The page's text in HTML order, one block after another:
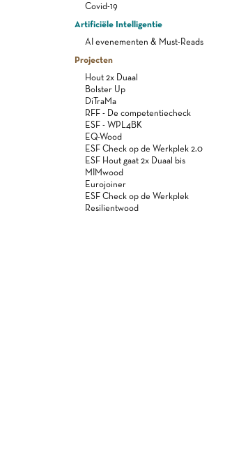
Covid-19
Artificiële Intelligentie
AI evenementen & Must-Reads
Projecten
Hout 2x Duaal
Bolster Up
DiTraMa
RFF - De competentiecheck
ESF - WPL4BK
EQ-Wood
ESF Check op de Werkplek 2.0
ESF Hout gaat 2x Duaal bis
MIMwood
Eurojoiner
ESF Check op de Werkplek
Resilientwood